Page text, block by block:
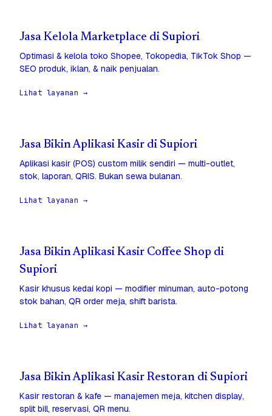
Jasa Kelola Marketplace di Supiori
Optimasi & kelola toko Shopee, Tokopedia, TikTok Shop —
SEO produk, iklan, & naik penjualan.
Lihat layanan →
Jasa Bikin Aplikasi Kasir di Supiori
Aplikasi kasir (POS) custom milik sendiri — multi-outlet,
stok, laporan, QRIS. Bukan sewa bulanan.
Lihat layanan →
Jasa Bikin Aplikasi Kasir Coffee Shop di
Supiori
Kasir khusus kedai kopi — modifier minuman, auto-potong
stok bahan, QR order meja, shift barista.
Lihat layanan →
Jasa Bikin Aplikasi Kasir Restoran di Supiori
Kasir restoran & kafe — manajemen meja, kitchen display,
split bill, reservasi, QR menu.